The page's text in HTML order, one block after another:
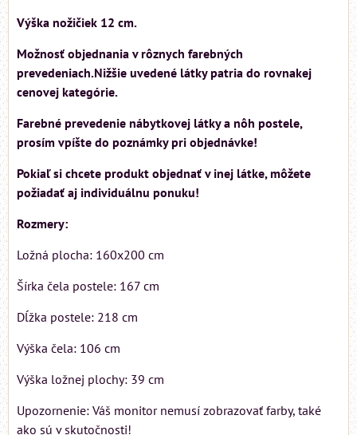
Výška nožičiek 12 cm.
Možnosť objednania v rôznych farebných
prevedeniach.Nižšie uvedené látky patria do rovnakej
cenovej kategórie.
Farebné prevedenie nábytkovej látky a nôh postele,
prosím vpíšte do poznámky pri objednávke!
Pokiaľ si chcete produkt objednať v inej látke, môžete
požiadať aj individuálnu ponuku!
Rozmery:
Ložná plocha: 160x200 cm
Šírka čela postele: 167 cm
Dĺžka postele: 218 cm
Výška čela: 106 cm
Výška ložnej plochy: 39 cm
Upozornenie: Váš monitor nemusí zobrazovať farby, také
ako sú v skutočnosti!